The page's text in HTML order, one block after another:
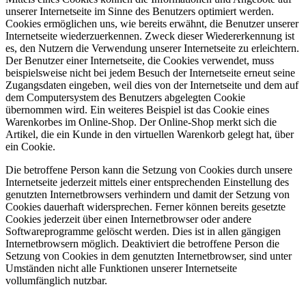
unserer Internetseite im Sinne des Benutzers optimiert werden.
Cookies ermöglichen uns, wie bereits erwähnt, die Benutzer unserer
Internetseite wiederzuerkennen. Zweck dieser Wiedererkennung ist
es, den Nutzern die Verwendung unserer Internetseite zu erleichtern.
Der Benutzer einer Internetseite, die Cookies verwendet, muss
beispielsweise nicht bei jedem Besuch der Internetseite erneut seine
Zugangsdaten eingeben, weil dies von der Internetseite und dem auf
dem Computersystem des Benutzers abgelegten Cookie
übernommen wird. Ein weiteres Beispiel ist das Cookie eines
Warenkorbes im Online-Shop. Der Online-Shop merkt sich die
Artikel, die ein Kunde in den virtuellen Warenkorb gelegt hat, über
ein Cookie.
Die betroffene Person kann die Setzung von Cookies durch unsere
Internetseite jederzeit mittels einer entsprechenden Einstellung des
genutzten Internetbrowsers verhindern und damit der Setzung von
Cookies dauerhaft widersprechen. Ferner können bereits gesetzte
Cookies jederzeit über einen Internetbrowser oder andere
Softwareprogramme gelöscht werden. Dies ist in allen gängigen
Internetbrowsern möglich. Deaktiviert die betroffene Person die
Setzung von Cookies in dem genutzten Internetbrowser, sind unter
Umständen nicht alle Funktionen unserer Internetseite
vollumfänglich nutzbar.